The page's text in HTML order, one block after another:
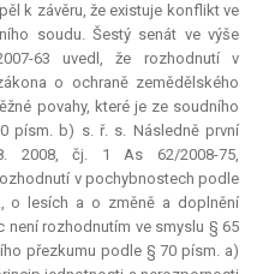
k závěru, že existuje konflikt ve
soudu. Šestý senát ve výše
63 uvedl, že rozhodnutí v
o ochraně zemědělského
povahy, které je ze soudního
písm. b) s. ř. s. Následně první
2008, čj. 1 As 62/2008-75,
v pochybnostech podle
o lesích a o změně a doplnění
není rozhodnutím ve smyslu § 65
přezkumu podle § 70 písm. a)